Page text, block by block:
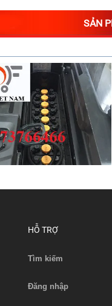
SẢN
quy xe nâng 5VBS500 (48V-
Liên hệ
HỖ TRỢ
Tìm kiếm
Đăng nhập